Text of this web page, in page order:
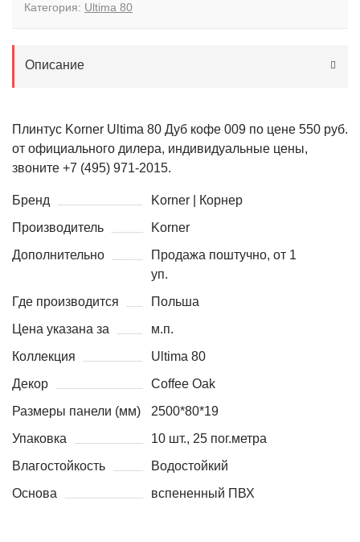
Категория: Ultima 80
Описание
Плинтус Korner Ultima 80 Дуб кофе 009 по цене 550 руб.
от официального дилера, индивидуальные цены,
звоните +7 (495) 971-2015.
Бренд
Korner | Корнер
Производитель
Korner
Дополнительно
Продажа поштучно, от 1
уп.
Где производится
Польша
Цена указана за
м.п.
Коллекция
Ultima 80
Декор
Coffee Oak
Размеры панели (мм)
2500*80*19
Упаковка
10 шт., 25 пог.метра
Влагостойкость
Водостойкий
Основа
вспененный ПВХ